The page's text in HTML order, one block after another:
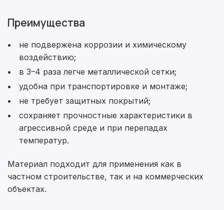
Преимущества
не подвержена коррозии и химическому
воздействию;
в 3–4 раза легче металлической сетки;
удобна при транспортировке и монтаже;
не требует защитных покрытий;
сохраняет прочностные характеристики в
агрессивной среде и при перепадах
температур.
Материал подходит для применения как в
частном строительстве, так и на коммерческих
объектах.
Отправить запрос
Даю согласие на обработку персональных данных
Заказать звонок